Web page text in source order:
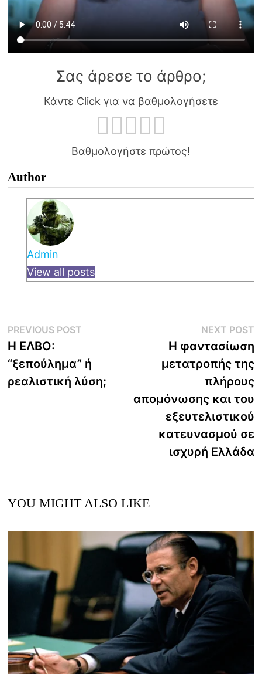
Σας άρεσε το άρθρο;
Κάντε Click για να βαθμολογήσετε
Βαθμολογήστε πρώτος!
Author
Admin
View all posts
Post
navigation
PREVIOUS POSTPrevious
Η ΕΛΒΟ:
“ξεπούλημα” ή
ρεαλιστική λύση;
NEXT POST
Η φαντασίωση
μετατροπής της
πλήρους
απομόνωσης και του
εξευτελιστικού
κατευνασμού σε
ισχυρή Ελλάδα
YOU MIGHT ALSO LIKE